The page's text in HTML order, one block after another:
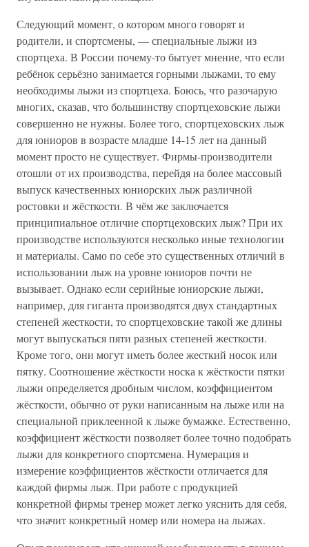
Следующий момент, о котором много говорят и
родители, и спортсмены, — специальные лыжи из
спортцеха. В России почему-то бытует мнение, что если
ребёнок серьёзно занимается горными лыжами, то ему
необходимы лыжи из спортцеха. Боюсь, что разочарую
многих, сказав, что большинству спортцеховские лыжи
совершенно не нужны. Более того, спортцеховских лыж
для юниоров в возрасте младше 14-15 лет на данный
момент просто не существует. Фирмы-производители
отошли от их производства, перейдя на более массовый
выпуск качественных юниорских лыж различной
ростовки и жёсткости. В чём же заключается
принципиальное отличие спортцеховских лыж? При их
производстве используются несколько иные технологии
и материалы. Само по себе это существенных отличий в
использовании лыж на уровне юниоров почти не
вызывает. Однако если серийные юниорские лыжи,
например, для гиганта производятся двух стандартных
степеней жесткости, то спортцеховские такой же длины
могут выпускаться пяти разных степеней жесткости.
Кроме того, они могут иметь более жесткий носок или
пятку. Соотношение жёсткости носка к жёсткости пятки
лыжи определяется дробным числом, коэффициентом
жёсткости, обычно от руки написанным на лыже или на
специальной приклеенной к лыже бумажке. Естественно,
коэффициент жёсткости позволяет более точно подобрать
лыжи для конкретного спортсмена. Нумерация и
измерение коэффициентов жёсткости отличается для
каждой фирмы лыж. При работе с продукцией
конкретной фирмы тренер может легко уяснить для себя,
что значит конкретный номер или номера на лыжах.